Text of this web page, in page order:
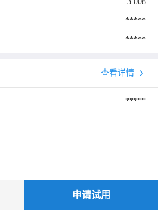
*****
*****
查看详情
*****
申请试用